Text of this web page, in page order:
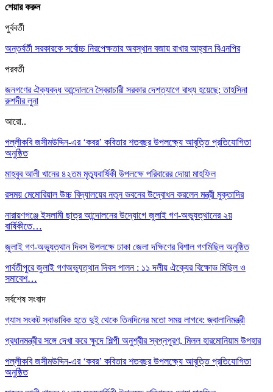
শেয়ার করুন
পুর্ববর্তী
অন্তর্বর্তী সরকারকে সর্বোচ্চ নিরপেক্ষতার অবস্থান বজায় রাখার আহ্বান বিএনপির
পরবর্তী
জনগণের ঐক্যবদ্ধ আন্দোলনে স্বৈরাচারী সরকার দেশত্যাগে বাধ্য হয়েছে: তাহসিনা
রুশদীর লুনা
আরো..
পল্লীকবি জসীমউদ্দিন-এর ‘কবর’ কবিতার শতবছর উপলক্ষ্যে আবৃত্তি প্রতিযোগিতা
অনুষ্ঠিত
মাহবুব আলী খানের ৪২তম মৃত্যুবার্ষিকী উপলক্ষে পরিবারের দোয়া মাহফিল
রসময় মেমোরিয়াল উচ্চ বিদ্যালয়ের নতুন ভবনের উদ্বোধন করলেন মন্ত্রী মুক্তাদির
নারায়ণগঞ্জে ইসলামী ছাত্র আন্দোলনের উদ্যোগে জুলাই গণ-অভ্যুত্থানের ২য়
বার্ষিকীতে…
জুলাই গণ-অভ্যুত্থান দিবস উপলক্ষে ঢাকা জেলা দক্ষিণের বিশাল গণমিছিল অনুষ্ঠিত
পার্বতীপুরে জুলাই গণঅভ্যুত্থান দিবস পালন : ১১ দলীয় ঐক্যের বিক্ষোভ মিছিল ও
সমাবেশ…
সর্বশেষ সংবাদ
গ্যাস সংকট স্বাভাবিক হতে দুই থেকে তিনদিনের মতো সময় লাগবে: জ্বালানিমন্ত্রী
প্রধানমন্ত্রীর সঙ্গে দেখা করে ক্ষুদে শিল্পী অনুশ্রীর স্বপ্নপূরণ, মিলল হারমোনিয়াম উপহার
পল্লীকবি জসীমউদ্দিন-এর ‘কবর’ কবিতার শতবছর উপলক্ষ্যে আবৃত্তি প্রতিযোগিতা
অনুষ্ঠিত